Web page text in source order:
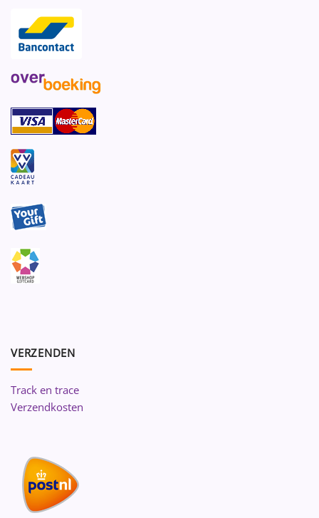
VERZENDEN
Track en trace
Verzendkosten